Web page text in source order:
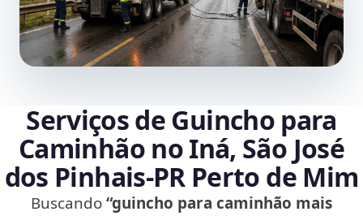
Serviços de Guincho para
Caminhão no Iná, São José
dos Pinhais‑PR Perto de Mim
Buscando“guincho para caminhão mais